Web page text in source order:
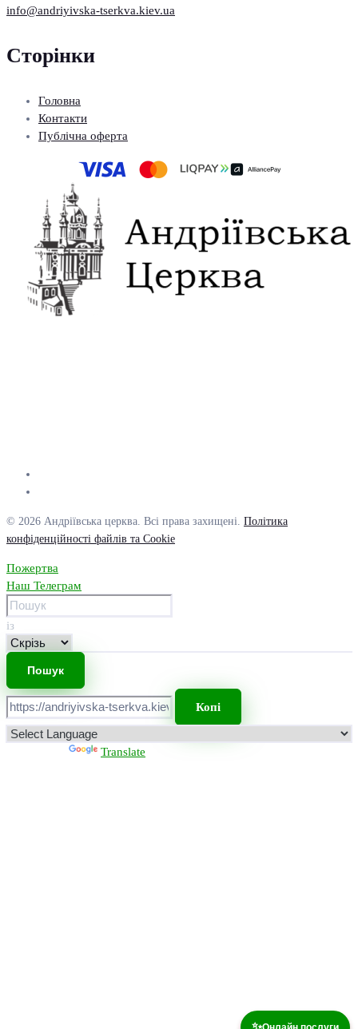
info@andriyivska-tserkva.kiev.ua
Сторінки
Головна
Контакти
Публічна оферта
© 2026 Андріївська церква. Всі права захищені. Політика
конфіденційності файлів та Cookie
Пожертва
Наш Телеграм
із
Копі
Translate